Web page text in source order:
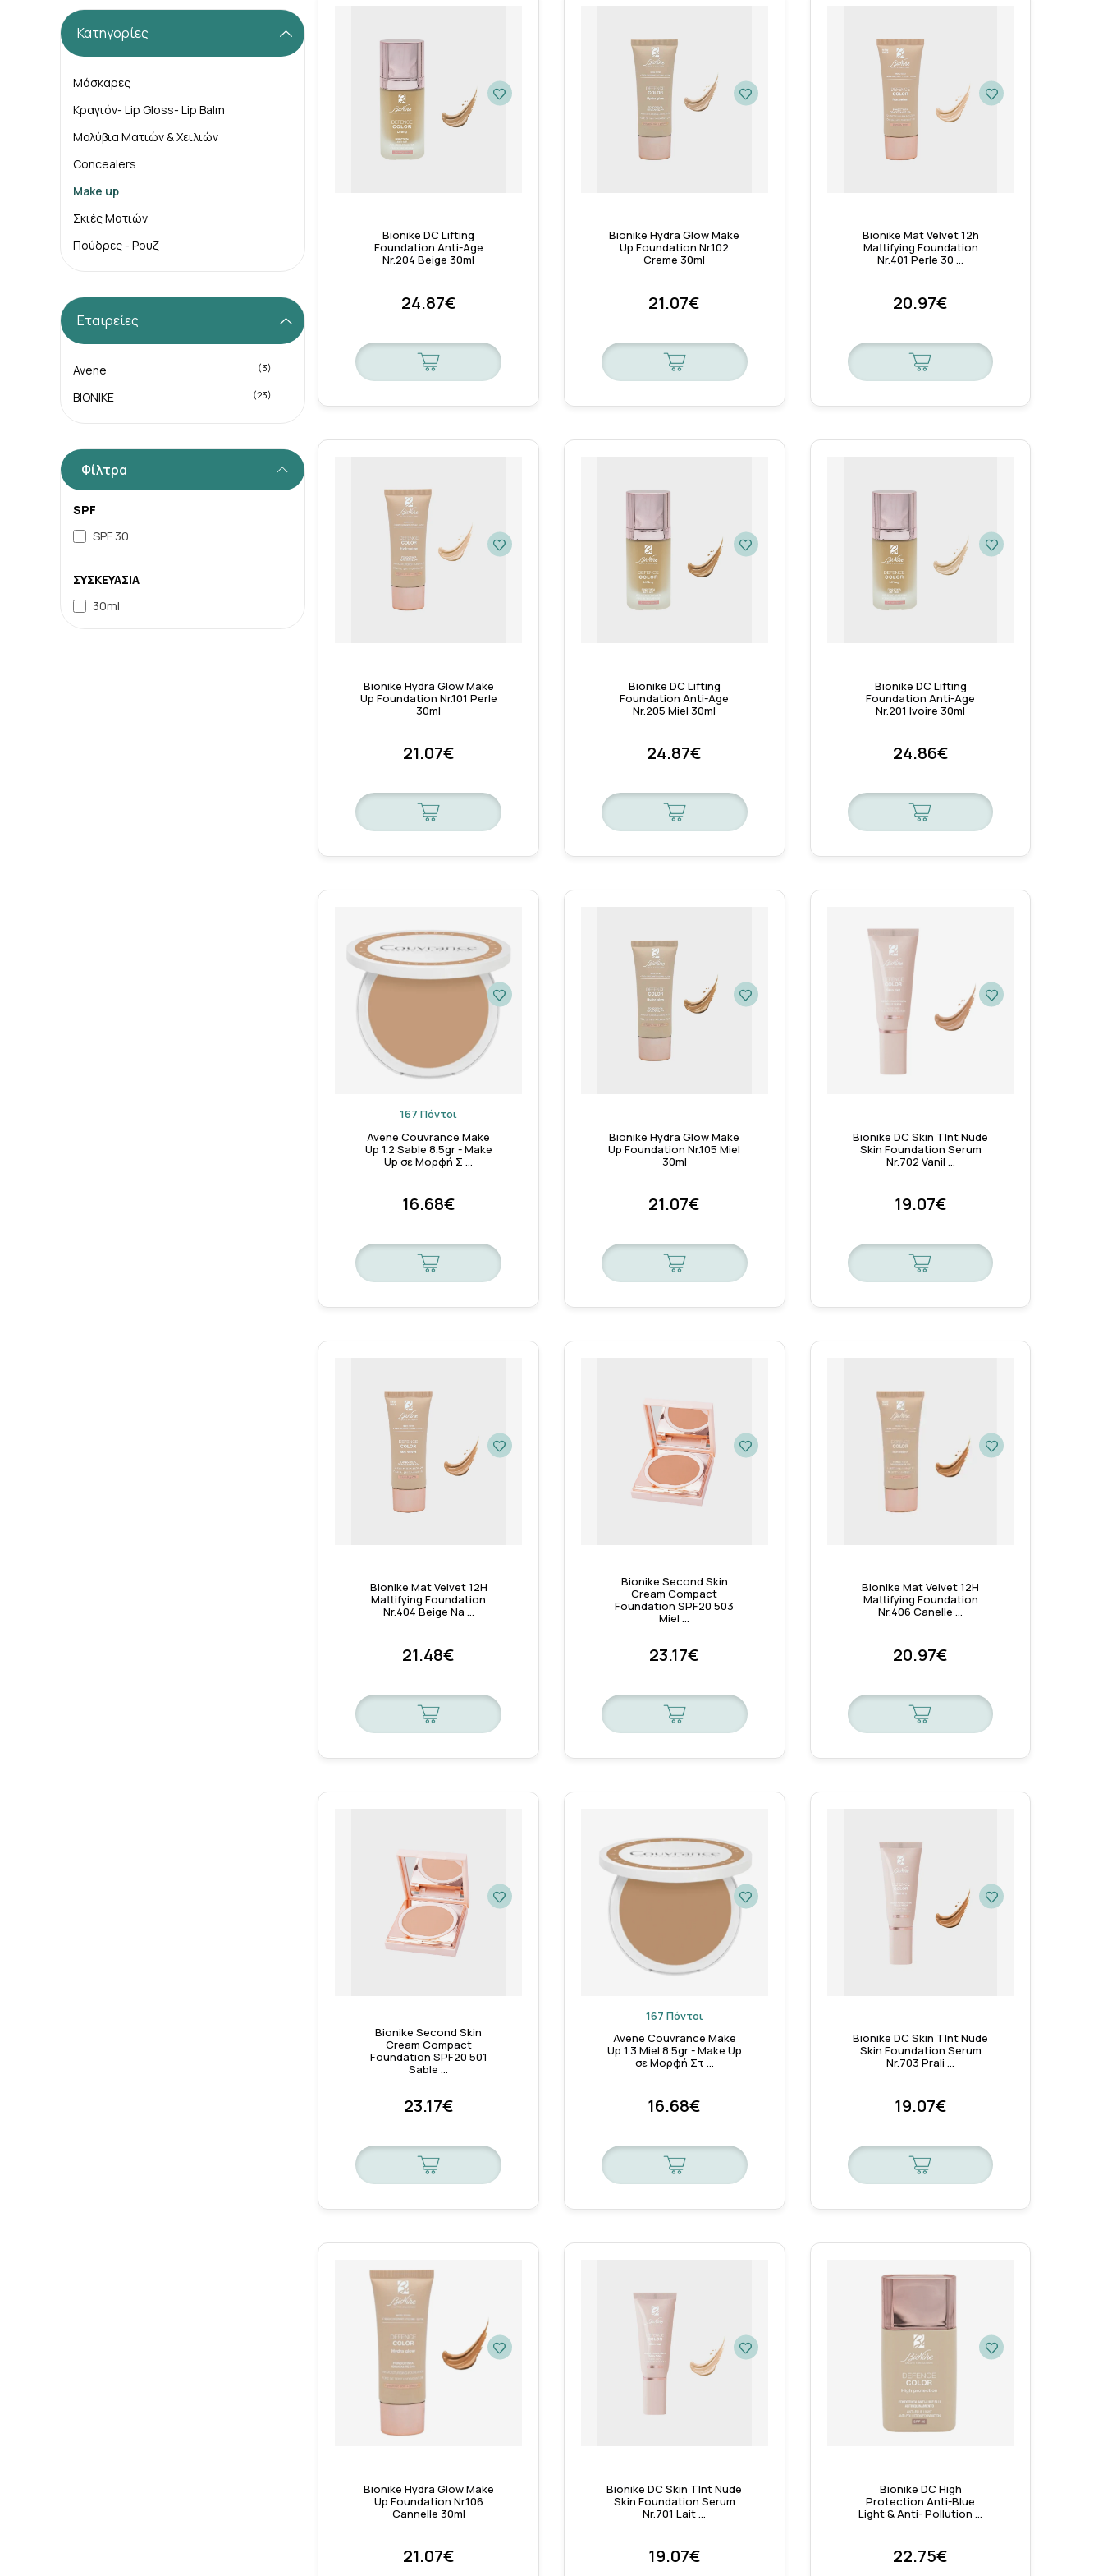
Κατηγορίες
Μάσκαρες
Κραγιόν- Lip Gloss- Lip Balm
Μολύβια Ματιών & Χειλιών
Concealers
Make up
Σκιές Ματιών
Πούδρες - Ρουζ
Εταιρείες
Avene (3)
BIONIKE (23)
Φίλτρα
SPF
SPF 30
ΣΥΣΚΕΥΑΣΙΑ
30ml
Bionike DC Lifting
Foundation Anti-Age
Nr.204 Beige 30ml
24.87€
Bionike Hydra Glow Make
Up Foundation Nr.102
Creme 30ml
21.07€
Bionike Mat Velvet 12h
Mattifying Foundation
Nr.401 Perle 30 …
20.97€
Bionike Hydra Glow Make
Up Foundation Nr.101 Perle
30ml
21.07€
Bionike DC Lifting
Foundation Anti-Age
Nr.205 Miel 30ml
24.87€
Bionike DC Lifting
Foundation Anti-Age
Nr.201 Ivoire 30ml
24.86€
167 Πόντοι
Avene Couvrance Make
Up 1.2 Sable 8.5gr - Make
Up σε Μορφή Σ …
16.68€
Bionike Hydra Glow Make
Up Foundation Nr.105 Miel
30ml
21.07€
Bionike DC Skin TInt Nude
Skin Foundation Serum
Nr.702 Vanil …
19.07€
Bionike Mat Velvet 12H
Mattifying Foundation
Nr.404 Beige Na …
21.48€
Bionike Second Skin
Cream Compact
Foundation SPF20 503
Miel …
23.17€
Bionike Mat Velvet 12H
Mattifying Foundation
Nr.406 Canelle …
20.97€
Bionike Second Skin
Cream Compact
Foundation SPF20 501
Sable …
23.17€
167 Πόντοι
Avene Couvrance Make
Up 1.3 Miel 8.5gr - Make Up
σε Μορφή Στ …
16.68€
Bionike DC Skin TInt Nude
Skin Foundation Serum
Nr.703 Prali …
19.07€
Bionike Hydra Glow Make
Up Foundation Nr.106
Cannelle 30ml
21.07€
Bionike DC Skin TInt Nude
Skin Foundation Serum
Nr.701 Lait …
19.07€
Bionike DC High
Protection Anti-Blue
Light & Anti- Pollution …
22.75€